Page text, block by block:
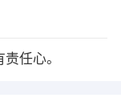
任心。